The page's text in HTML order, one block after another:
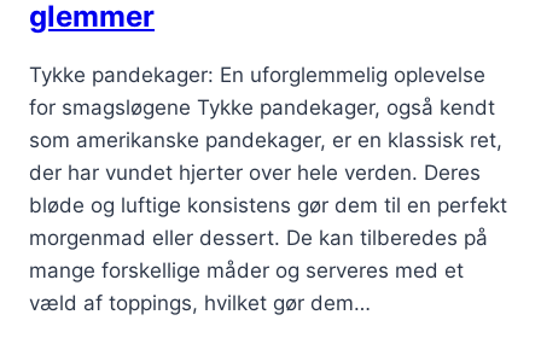
glemmer
Tykke pandekager: En uforglemmelig oplevelse
for smagsløgene Tykke pandekager, også kendt
som amerikanske pandekager, er en klassisk ret,
der har vundet hjerter over hele verden. Deres
bløde og luftige konsistens gør dem til en perfekt
morgenmad eller dessert. De kan tilberedes på
mange forskellige måder og serveres med et
væld af toppings, hvilket gør dem…